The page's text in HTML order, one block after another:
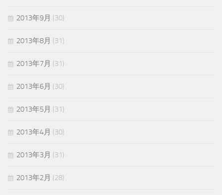
2013年9月 (30)
2013年8月 (31)
2013年7月 (31)
2013年6月 (30)
2013年5月 (31)
2013年4月 (30)
2013年3月 (31)
2013年2月 (28)